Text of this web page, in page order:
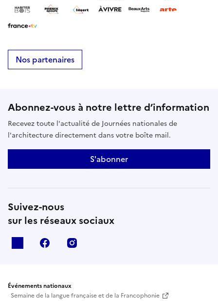
Nos partenaires
Abonnez-vous à notre lettre d’information
Recevez toute l'actualité de Journées nationales de
l'architecture directement dans votre boîte mail.
S'abonner
Suivez-nous
sur les réseaux sociaux
facebook
Événements nationaux
Semaine de la langue française et de la Francophonie